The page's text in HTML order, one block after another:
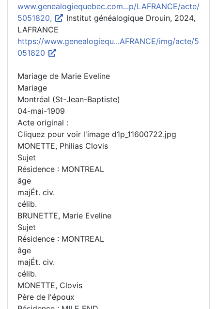
www.genealogiequebec.com...p/LAFRANCE/acte/
5051820,
Institut généalogique Drouin, 2024,
LAFRANCE
https://www.genealogiequ...AFRANCE/img/acte/5
051820
Mariage de Marie Eveline
Mariage
Montréal (St-Jean-Baptiste)
04-mai-1909
Acte original :
Cliquez pour voir l'image d1p_11600722.jpg
MONETTE, Philias Clovis
Sujet
Résidence : MONTREAL
âge
majÉt. civ.
célib.
BRUNETTE, Marie Eveline
Sujet
Résidence : MONTREAL
âge
majÉt. civ.
célib.
MONETTE, Clovis
Père de l'époux